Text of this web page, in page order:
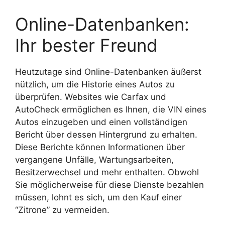
Online-Datenbanken:
Ihr bester Freund
Heutzutage sind Online-Datenbanken äußerst
nützlich, um die Historie eines Autos zu
überprüfen. Websites wie Carfax und
AutoCheck ermöglichen es Ihnen, die VIN eines
Autos einzugeben und einen vollständigen
Bericht über dessen Hintergrund zu erhalten.
Diese Berichte können Informationen über
vergangene Unfälle, Wartungsarbeiten,
Besitzerwechsel und mehr enthalten. Obwohl
Sie möglicherweise für diese Dienste bezahlen
müssen, lohnt es sich, um den Kauf einer
“Zitrone” zu vermeiden.